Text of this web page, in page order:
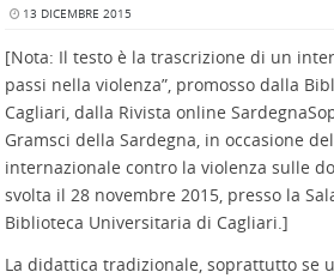
13 DICEMBRE 2015
[Nota: Il testo è la trascrizione di un
passi nella violenza”, promosso dalla
Cagliari, dalla Rivista online
Gramsci della Sardegna, in occasione
internazionale contro la violenza sulle
svolta il 28 novembre 2015, presso la
Biblioteca Universitaria di Cagliari.]
La didattica tradizionale, soprattutto se